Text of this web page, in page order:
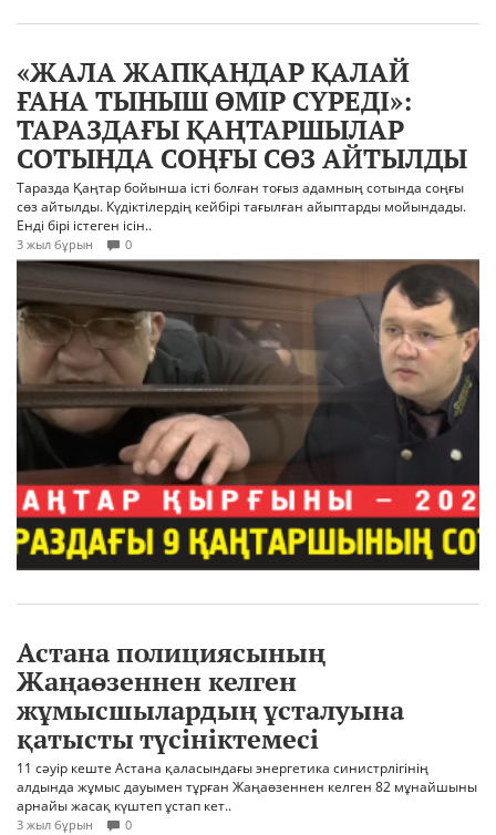
«ЖАЛА ЖАПҚАНДАР ҚАЛАЙ
ҒАНА ТЫНЫШ ӨМІР СҮРЕДІ»:
ТАРАЗДАҒЫ ҚАҢТАРШЫЛАР
СОТЫНДА СОҢҒЫ СӨЗ АЙТЫЛДЫ
Таразда Қаңтар бойынша істі болған тоғыз адамның сотында соңғы
сөз айтылды. Күдіктілердің кейбірі тағылған айыптарды мойындады.
Енді бірі істеген ісін..
3 жыл бұрын 0
Астана полициясының
Жаңаөзеннен келген
жұмысшылардың ұсталуына
қатысты түсініктемесі
11 сәуір кеште Астана қаласындағы энергетика синистрлігінің
алдында жұмыс дауымен тұрған Жаңаөзеннен келген 82 мұнайшыны
арнайы жасақ күштеп ұстап кет..
3 жыл бұрын 0